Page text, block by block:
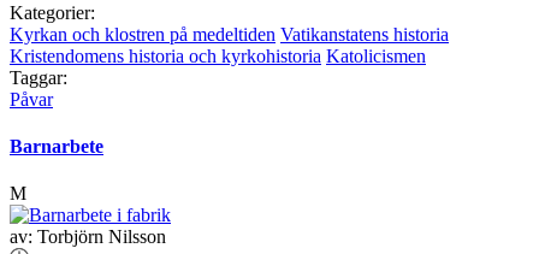
Kategorier:
Kyrkan och klostren på medeltiden Vatikanstatens historia
Kristendomens historia och kyrkohistoria Katolicismen
Taggar:
Påvar
Barnarbete
M
av: Torbjörn Nilsson